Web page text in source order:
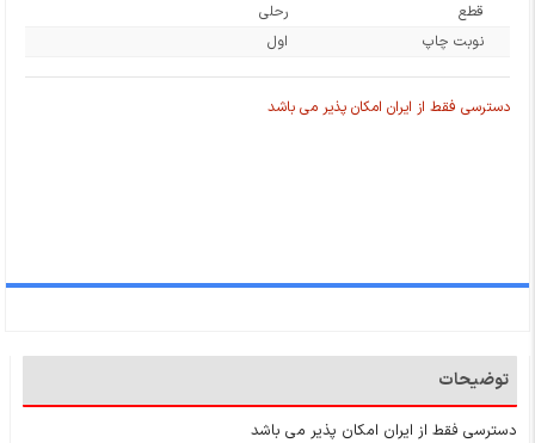
قطع
رحلی
نوبت چاپ
اول
دسترسی فقط از ایران امکان پذیر می باشد
توضیحات
دسترسی فقط از ایران امکان پذیر می باشد